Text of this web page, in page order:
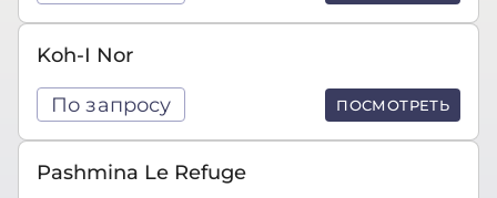
Koh-I Nor
По запросу ПОСМОТРЕТЬ
Pashmina Le Refuge